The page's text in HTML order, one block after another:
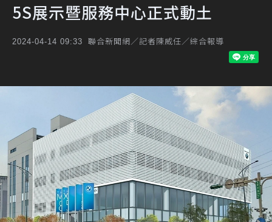
5S展示暨服務中心正式動土
2024-04-14 09:33 聯合新聞網／記者陳威任／綜合報導